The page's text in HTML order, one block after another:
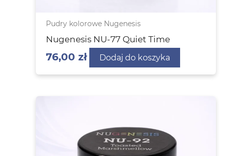
Pudry kolorowe Nugenesis
Nugenesis NU-77 Quiet Time
76,00zł Dodaj do koszyka